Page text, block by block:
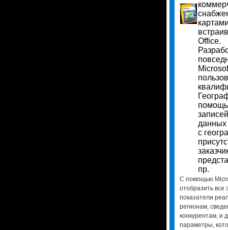
Office.
помощь
данных
с
пр.
С помощью
отобразить все
показатели
регионам,
конкурентам, и
параметры,